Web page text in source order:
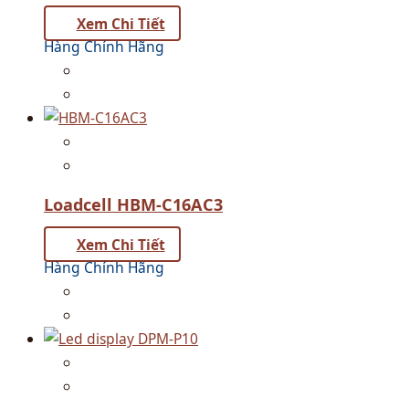
Xem Chi Tiết
Hàng Chính Hãng
Loadcell HBM-C16AC3
Xem Chi Tiết
Hàng Chính Hãng